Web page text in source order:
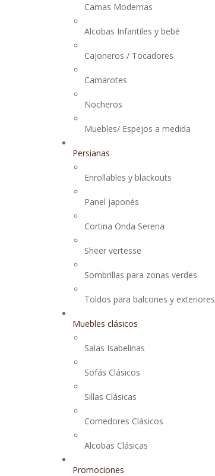
Camas Modernas
Alcobas Infantiles y bebé
Cajoneros / Tocadores
Camarotes
Nocheros
Muebles/ Espejos a medida
Persianas
Enrollables y blackouts
Panel japonés
Cortina Onda Serena
Sheer vertesse
Sombrillas para zonas verdes
Toldos para balcones y exteriores
Muebles clásicos
Salas Isabelinas
Sofás Clásicos
Sillas Clásicas
Comedores Clásicos
Alcobas Clásicas
Promociones